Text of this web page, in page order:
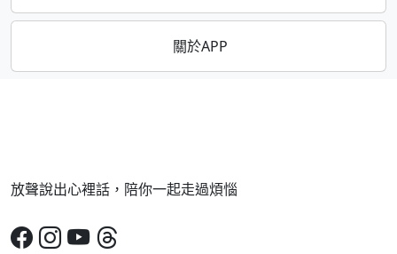
關於APP
放聲說出心裡話，陪你一起走過煩惱